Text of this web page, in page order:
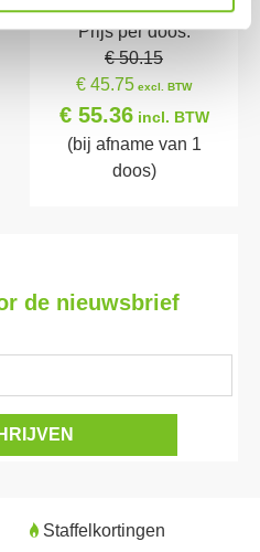
Prijs per doos:
€ 50.15
€ 45.75 excl. BTW
€ 55.36incl. BTW
(bij afname van 1
doos)
de nieuwsbrief
Staffelkortingen